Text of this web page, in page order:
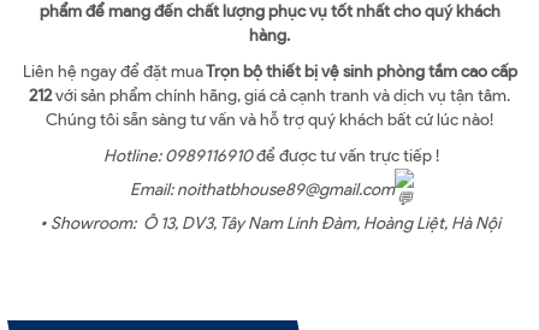
phẩm để mang đến chất lượng phục vụ tốt nhất cho quý khách
hàng.
Liên hệ ngay để đặt muaTrọn bộ thiết bị vệ sinh phòng tắm cao cấp
212với sản phẩm chính hãng, giá cả cạnh tranh và dịch vụ tận tâm.
Chúng tôi sẵn sàng tư vấn và hỗ trợ quý khách bất cứ lúc nào!
Hotline: 0989116910để được tư vấn trực tiếp !
Email: noithatbhouse89@gmail.com
• Showroom: Ô 13, DV3, Tây Nam Linh Đàm, Hoàng Liệt, Hà Nội